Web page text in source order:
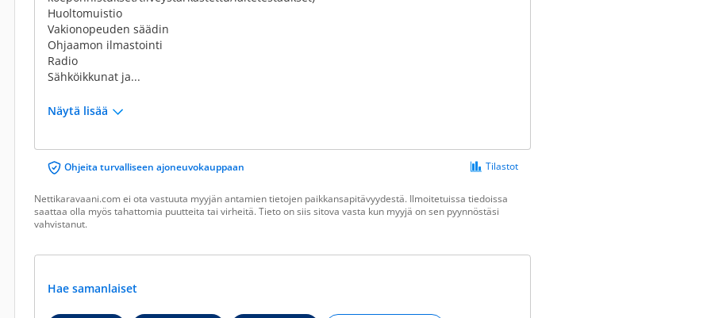
Huoltomuistio
Vakionopeuden säädin
Ohjaamon ilmastointi
Radio
Sähköikkunat ja...
Näytä lisää
Ohjeita turvalliseen ajoneuvokauppaan Tilastot
Nettikaravaani.com ei ota vastuuta myyjän antamien tietojen paikkansapitävyydestä. Ilmoitetuissa tiedoissa
saattaa olla myös tahattomia puutteita tai virheitä. Tieto on siis sitova vasta kun myyjä on sen pyynnöstäsi
vahvistanut.
Hae samanlaiset